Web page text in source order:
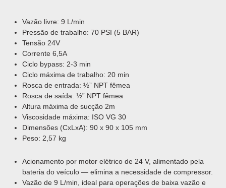
Vazão livre: 9 L/min
Pressão de trabalho: 70 PSI (5 BAR)
Tensão 24V
Corrente 6,5A
Ciclo bypass: 2-3 min
Ciclo máxima de trabalho: 20 min
Rosca de entrada: ½” NPT fêmea
Rosca de saída: ½” NPT fêmea
Altura máxima de sucção 2m
Viscosidade máxima: ISO VG 30
Dimensões (CxLxA): 90 x 90 x 105 mm
Peso: 2,57 kg
Acionamento por motor elétrico de 24 V, alimentado pela
bateria do veículo — elimina a necessidade de compressor.
Vazão de 9 L/min, ideal para operações de baixa vazão e